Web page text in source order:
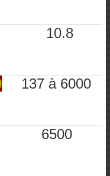
10.8
137 à 6000
6500